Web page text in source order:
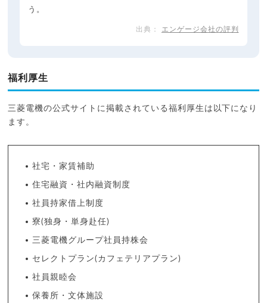
う。
エンゲージ会社の評判
福利厚生
三菱電機の公式サイトに掲載されている福利厚生は以下になり
ます。
社宅・家賃補助
住宅融資・社内融資制度
社員持家借上制度
寮(独身・単身赴任)
三菱電機グループ社員持株会
セレクトプラン(カフェテリアプラン)
社員親睦会
保養所・文体施設